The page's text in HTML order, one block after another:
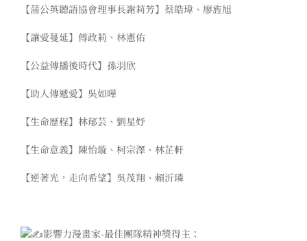
【蒲公英聽語協會理事長謝莉芳】蔡皓瑋、廖旌旭
【讓愛蔓延】傅政莉、林憲佑
【公益傳播後時代】孫羽欣
【助人傳遞愛】吳如曄
【生命歷程】林郁芸、劉星妤
【生命意義】陳怡璇、柯宗澤、林芷軒
【逆著光，走向希望】吳茂翔、賴沂璘
影響力漫畫家-最佳團隊精神獎得主：